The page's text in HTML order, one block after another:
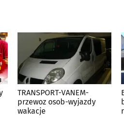
TRANSPORT-VANEM-
przewoz osob-wyjazdy
wakacje